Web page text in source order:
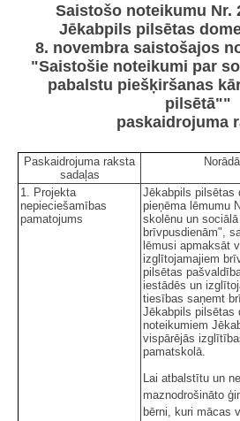
Saistošo noteikumu Nr.
Jēkabpils pilsētas
8. novembra saistošajos
"Saistošie noteikumi par
pabalstu piešķiršanas
pilsētā""
paskaidrojuma
Paskaidrojuma raksta
sadaļas
1. Projekta
nepieciešamības
pamatojums
Jēkabpils pilsētas
pieņēma lēmumu
skolēnu un
brīvpusdienām",
lēmusi apmaksāt
izglītojamajiem
pilsētas
iestādēs un
tiesības saņemt
Jēkabpils pilsētas
noteikumiem
vispārējās
pamatskolā.
Lai atbalstītu un
maznodrošināto
bērni, kuri mācas